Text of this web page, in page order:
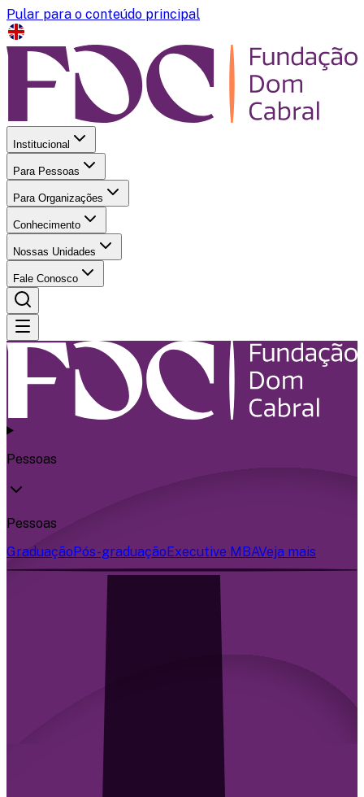
Pular para o conteúdo principal
Institucional
Para Pessoas
Para Organizações
Conhecimento
Nossas Unidades
Fale Conosco
Pessoas
Pessoas
GraduaçãoPós-graduaçãoExecutive MBAVeja mais